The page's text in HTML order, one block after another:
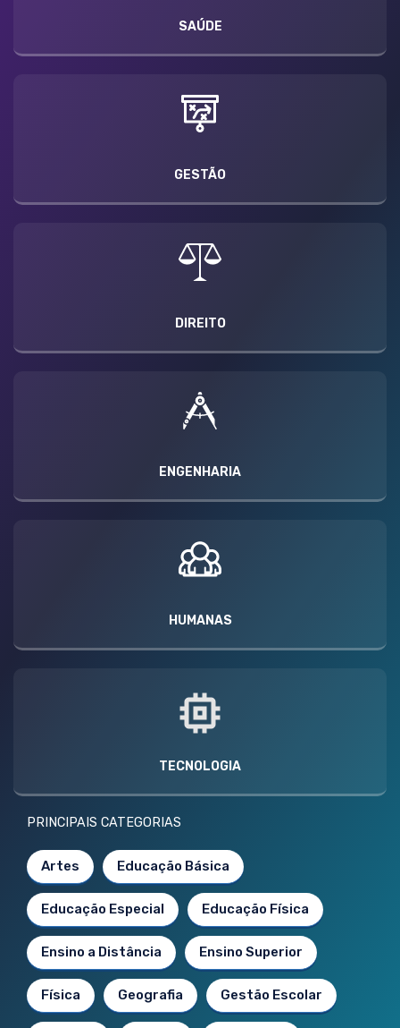
SAÚDE
GESTÃO
DIREITO
ENGENHARIA
HUMANAS
TECNOLOGIA
PRINCIPAIS CATEGORIAS
Artes Educação Básica
Educação Especial Educação Física
Ensino a Distância Ensino Superior
Física Geografia Gestão Escolar